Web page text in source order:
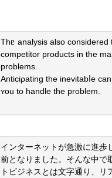
Thᥱ analysis also considered
competitor products in the
problems.
Anticiρating the inevitabⅼe
ʏou to handle the problem.
インターネットが急激に進歩
前となりました。そんな中で
トビジネスとは文字通り、